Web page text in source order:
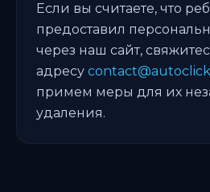
Если вы считаете, что
предоставил
через наш сайт,
адресу
примем меры для их
удаления.